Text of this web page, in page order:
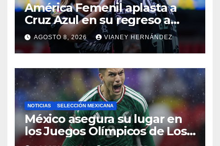
América Femenil aplasta a
Cruz Azul en su regreso a
casa
AGOSTO 8, 2026 VIANEY HERNÁNDEZ
NOTICIAS SELECCIÓN MEXICANA
México asegura su lugar en
los Juegos Olímpicos de Los